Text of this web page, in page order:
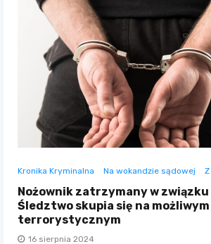
Kronika Kryminalna Na wokandzie sądowej
Nożownik zatrzymany w związku
Śledztwo skupia się na możliwym
terrorystycznym
16 sierpnia 2024